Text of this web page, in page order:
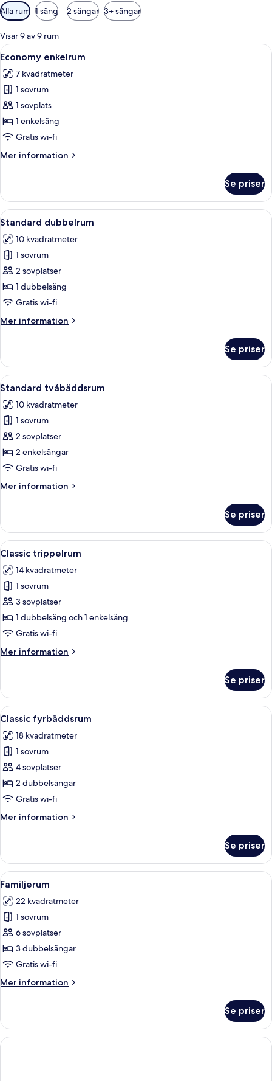
Tillgängliga
filter
för
rum
Alla rum 1 säng 2 sängar 3+ sängar
Visar 9 av 9 rum
Öppna
alla
foton
för
Economy
enkelrum
Ett hotellrum med dusch, toalett,
6
Economy enkelrum
7 kvadratmeter
1 sovrum
1 sovplats
1 enkelsäng
Gratis wi-fi
Mer information
Mer
enkelrum
Se priser
Öppna
alla
foton
för
Standard
dubbelrum
Ett hotellrum med en säng, en
8
Standard dubbelrum
10 kvadratmeter
1 sovrum
2 sovplatser
1 dubbelsäng
Gratis wi-fi
Mer information
Mer
dubbelrum
Se priser
Öppna
alla
foton
för
Standard
tvåbäddsrum
Ett hotellrum med två separata
5
Standard tvåbäddsrum
10 kvadratmeter
1 sovrum
2 sovplatser
2 enkelsängar
Gratis wi-fi
Mer information
Mer
tvåbäddsrum
Se priser
Öppna
alla
foton
för
Classic
trippelrum
Ett hotellrum med en stor säng, en
6
Classic trippelrum
14 kvadratmeter
1 sovrum
3 sovplatser
1 dubbelsäng och 1 enkelsäng
Gratis wi-fi
Mer information
Mer
trippelrum
Se priser
Öppna
alla
foton
för
Classic
fyrbäddsrum
Ett hotellrum med två sängar, en tv,
4
Classic fyrbäddsrum
18 kvadratmeter
1 sovrum
4 sovplatser
2 dubbelsängar
Gratis wi-fi
Mer information
Mer
fyrbäddsrum
Se priser
Öppna
alla
foton
för
Familjerum
Ett hotellrum med två sängar, en tv
4
Familjerum
22 kvadratmeter
1 sovrum
6 sovplatser
3 dubbelsängar
Gratis wi-fi
Mer information
Mer
Se priser